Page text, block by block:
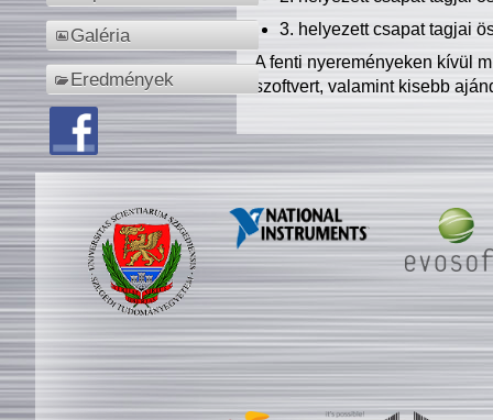
Galéria
Eredmények
3. helyezett csapat tagjai
A fenti nyereményeken kívül
szoftvert, valamint kisebb